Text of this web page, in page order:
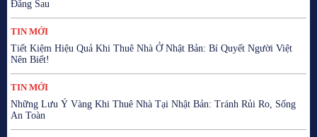
Đằng Sau
TIN MỚI
Tiết Kiệm Hiệu Quả Khi Thuê Nhà Ở Nhật Bản: Bí Quyết Người Việt
Nên Biết!
TIN MỚI
Những Lưu Ý Vàng Khi Thuê Nhà Tại Nhật Bản: Tránh Rủi Ro, Sống
An Toàn